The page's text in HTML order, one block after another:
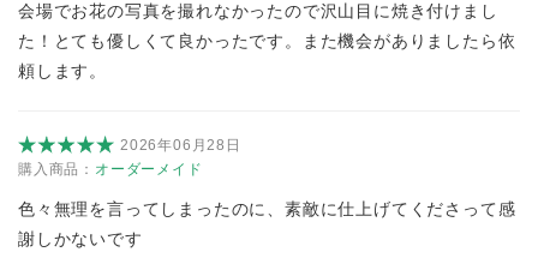
会場でお花の写真を撮れなかったので沢山目に焼き付けまし
た！とても優しくて良かったです。また機会がありましたら依
頼します。
2026年06月28日
購入商品： オーダーメイド
色々無理を言ってしまったのに、素敵に仕上げてくださって感
謝しかないです